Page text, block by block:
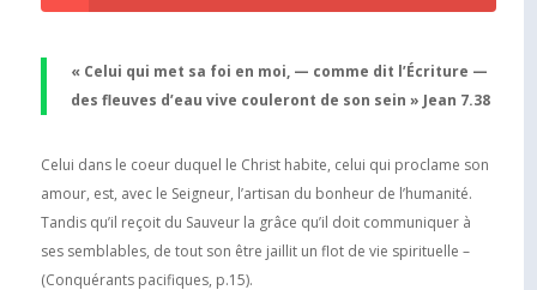
« Celui qui met sa foi en moi, — comme dit l’Écriture —
des fleuves d’eau vive couleront de son sein » Jean 7.38
Celui dans le coeur duquel le Christ habite, celui qui proclame son
amour, est, avec le Seigneur, l’artisan du bonheur de l’humanité.
Tandis qu’il reçoit du Sauveur la grâce qu’il doit communiquer à
ses semblables, de tout son être jaillit un flot de vie spirituelle –
(Conquérants pacifiques, p.15).